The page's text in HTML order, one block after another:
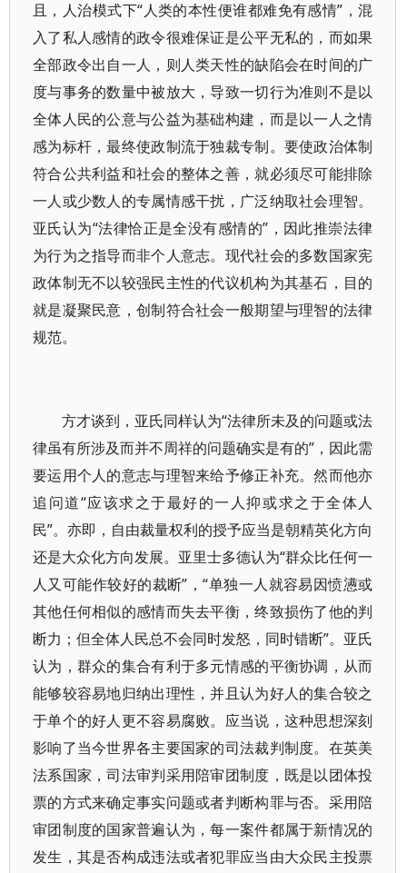
且，人治模式下“人类的本性便谁都难免有感情”，混
入了私人感情的政令很难保证是公平无私的，而如果
全部政令出自一人，则人类天性的缺陷会在时间的广
度与事务的数量中被放大，导致一切行为准则不是以
全体人民的公意与公益为基础构建，而是以一人之情
感为标杆，最终使政制流于独裁专制。要使政治体制
符合公共利益和社会的整体之善，就必须尽可能排除
一人或少数人的专属情感干扰，广泛纳取社会理智。
亚氏认为“法律恰正是全没有感情的”，因此推崇法律
为行为之指导而非个人意志。现代社会的多数国家宪
政体制无不以较强民主性的代议机构为其基石，目的
就是凝聚民意，创制符合社会一般期望与理智的法律
规范。
方才谈到，亚氏同样认为“法律所未及的问题或法
律虽有所涉及而并不周祥的问题确实是有的”，因此需
要运用个人的意志与理智来给予修正补充。然而他亦
追问道“应该求之于最好的一人抑或求之于全体人
民”。亦即，自由裁量权利的授予应当是朝精英化方向
还是大众化方向发展。亚里士多德认为“群众比任何一
人又可能作较好的裁断”，“单独一人就容易因愤懑或
其他任何相似的感情而失去平衡，终致损伤了他的判
断力；但全体人民总不会同时发怒，同时错断”。亚氏
认为，群众的集合有利于多元情感的平衡协调，从而
能够较容易地归纳出理性，并且认为好人的集合较之
于单个的好人更不容易腐败。应当说，这种思想深刻
影响了当今世界各主要国家的司法裁判制度。在英美
法系国家，司法审判采用陪审团制度，既是以团体投
票的方式来确定事实问题或者判断构罪与否。采用陪
审团制度的国家普遍认为，每一案件都属于新情况的
发生，其是否构成违法或者犯罪应当由大众民主投票